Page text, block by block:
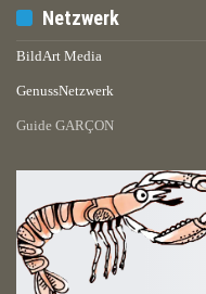
Netzwerk
BildArt Media
GenussNetzwerk
Guide GARÇON